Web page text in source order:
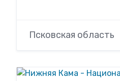
Псковская область